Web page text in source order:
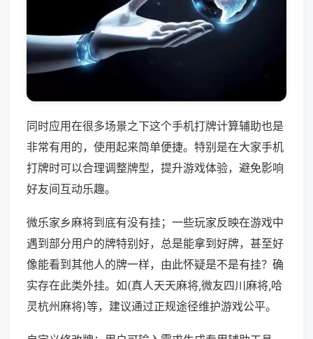
同时应用在很多场景之下这个手机打牌计算辅助也是
非常有用的，使用起来简单便捷。特别是在大家手机
打牌时可以合理调整牌型，提升游戏体验，避免影响
好友间互动乐趣。
微乐家乡麻将到底有没有挂；一些玩家反映在游戏中
遇到部分用户的牌特别好，总是能拿到好牌，甚至好
像能看到其他人的牌一样，由此怀疑是不是有挂？确
实存在此类外挂。如(真人天天麻将,微友四川麻将,哈
灵杭州麻将)等，建议通过正规途径维护游戏公平。